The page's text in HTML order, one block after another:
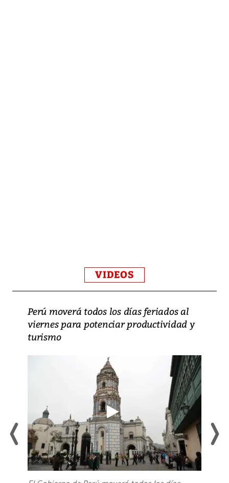
VIDEOS
Perú moverá todos los días feriados al
viernes para potenciar productividad y
turismo